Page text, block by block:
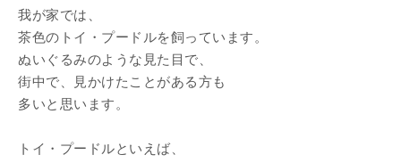
我が家では、
茶色のトイ・プードルを飼っています。
ぬいぐるみのような見た目で、
街中で、見かけたことがある方も
多いと思います。
トイ・プードルといえば、